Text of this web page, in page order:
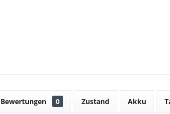
Bewertungen 0 Zustand Akku